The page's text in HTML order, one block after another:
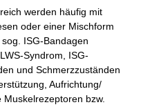
werden häufig mit
oder einer Mischform
ISG-Bandagen
Syndrom, ISG-
und Schmerzzuständen
Aufrichtung/
bzw.